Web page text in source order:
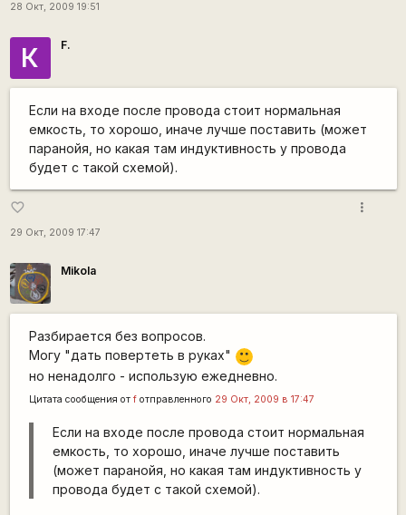
28 Окт, 2009 19:51
К F.
Если на входе после провода стоит нормальная
емкость, то хорошо, иначе лучше поставить (может
паранойя, но какая там индуктивность у провода
будет с такой схемой).
favorite_border
29 Окт, 2009 17:47
more_vert
Mikola
Разбирается без вопросов.
Могу "дать повертеть в руках"
:)
но ненадолго - использую ежедневно.
Цитата сообщения от fотправленного 29 Окт, 2009 в 17:47
Если на входе после провода стоит нормальная
емкость, то хорошо, иначе лучше поставить
(может паранойя, но какая там индуктивность у
провода будет с такой схемой).